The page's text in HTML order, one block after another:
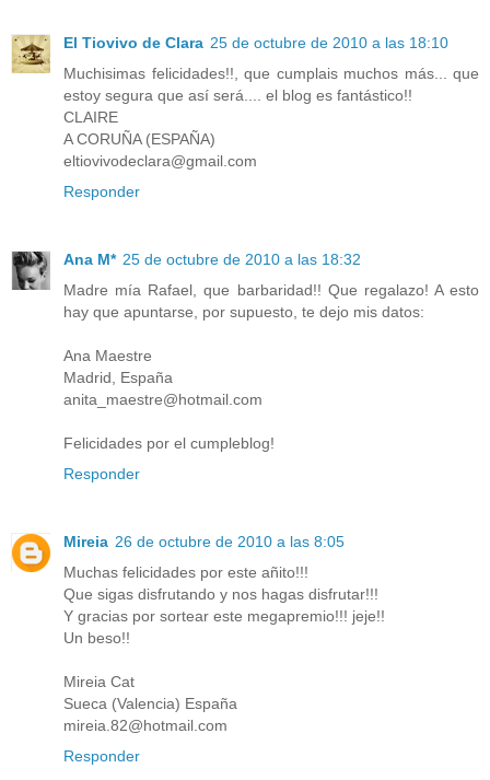
El Tiovivo de Clara 25 de octubre de 2010 a las 18:10
Muchisimas felicidades!!, que cumplais muchos más... que
estoy segura que así será.... el blog es fantástico!!
CLAIRE
A CORUÑA (ESPAÑA)
eltiovivodeclara@gmail.com
Responder
Ana M* 25 de octubre de 2010 a las 18:32
Madre mía Rafael, que barbaridad!! Que regalazo! A esto
hay que apuntarse, por supuesto, te dejo mis datos:
Ana Maestre
Madrid, España
anita_maestre@hotmail.com
Felicidades por el cumpleblog!
Responder
Mireia 26 de octubre de 2010 a las 8:05
Muchas felicidades por este añito!!!
Que sigas disfrutando y nos hagas disfrutar!!!
Y gracias por sortear este megapremio!!! jeje!!
Un beso!!
Mireia Cat
Sueca (Valencia) España
mireia.82@hotmail.com
Responder